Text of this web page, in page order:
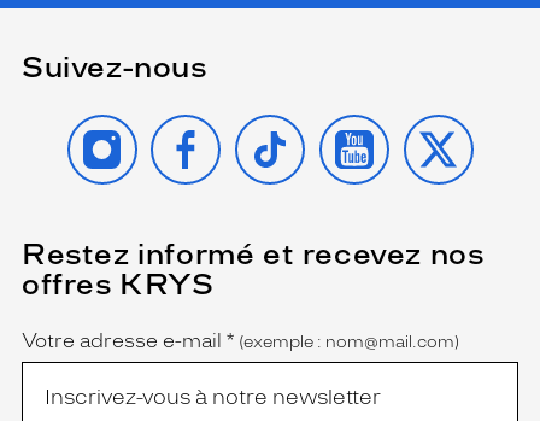
Suivez-nous
INSTAGRAMFACEBOOK
TIKTOK YOUTUBE
X
Restez informé et recevez nos
offres KRYS
Name
Votre adresse e-mail *
(Ce
champ
est
obligatoire)
(exemple : nom@mail.com)